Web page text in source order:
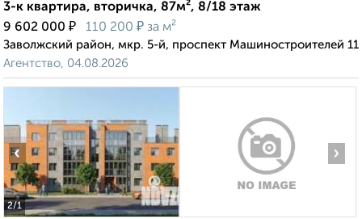
3-к квартира, вторичка, 87м², 8/18 этаж
9 602 000 ₽ 110 200 ₽ за м²
Заволжский район, мкр. 5-й, проспект Машиностроителей 11
Агентство, 04.08.2026
2/1
‹ ›